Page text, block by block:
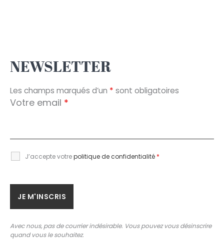
NEWSLETTER
Les champs marqués d’un * sont obligatoires
Votre email *
J’accepte votrepolitique de confidentialité *
Avec nous, pas de courrier indésirable. Vous pouvez vous désinscrire
quand vous le souhaitez.